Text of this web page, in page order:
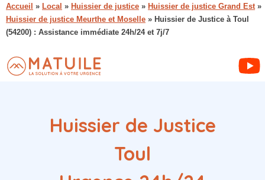
Accueil » Local » Huissier de justice » Huissier de justice Grand Est»
Huissier de justice Meurthe et Moselle » Huissier de Justice à Toul
(54200) : Assistance immédiate 24h/24 et 7j/7
Huissier de Justice
Toul